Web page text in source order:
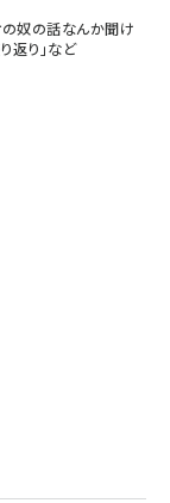
の奴の話なんか聞け
返り」など